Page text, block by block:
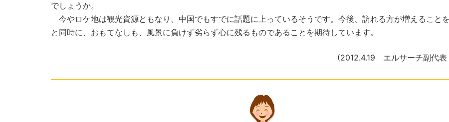
でしょうか。
今やロケ地は観光資源ともなり、中国でもすでに話題に上っているそうです。今後、訪れる方が増えること
と同時に、おもてなしも、風景に負けず劣らず心に残るものであることを期待しています。
(2012.4.19 エルサーチ副代